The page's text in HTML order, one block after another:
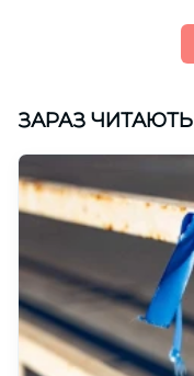
ЗАРАЗ ЧИТАЮТЬ